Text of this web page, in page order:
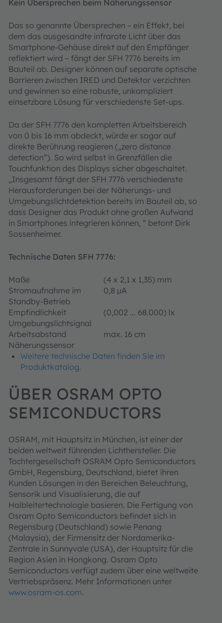
Kein Übersprechen beim Näherungssensor
Das so genannte Übersprechen – ein Effekt, bei
dem das ausgesandte infrarote Licht über das
Smartphone-Gehäuse direkt auf den Empfänger
reflektiert wird – fängt der SFH 7776 bereits im
Bauteil ab. Designer können auf separate optische
Barrieren zwischen IRED und Detektor verzichten
und gewinnen so eine robuste, unkompliziert
einsetzbare Lösung für verschiedenste Set-ups.
Da der SFH 7776 den kompletten Arbeitsbereich
von 0 bis 16 mm abdeckt, würde er sogar auf
direkte Berührung reagieren („zero distance
detection“). So wird selbst in Grenzfällen die
Touchfunktion des Displays sicher abgeschaltet.
„Insgesamt fängt der SFH 7776 verschiedenste
Herausforderungen bei der Näherungs- und
Umgebungslichtdetektion bereits im Bauteil ab, so
dass Designer das Produkt ohne großen Aufwand
in Smartphones integrieren können, “ betont Dirk
Sossenheimer.
Technische Daten SFH 7776:
Maße
(4 x 2,1 x 1,35) mm
Stromaufnahme im
Standby-Betrieb
0,8 μA
Empfindlichkeit
Umgebungslichtsignal
(0,002 ... 68.000) lx
Arbeitsabstand
Näherungssensor
max. 16 cm
Weitere technische Daten finden Sie im
Produktkatalog.
ÜBER OSRAM OPTO
SEMICONDUCTORS
OSRAM, mit Hauptsitz in München, ist einer der
beiden weltweit führenden Lichthersteller. Die
Tochtergesellschaft OSRAM Opto Semiconductors
GmbH, Regensburg, Deutschland, bietet ihren
Kunden Lösungen in den Bereichen Beleuchtung,
Sensorik und Visualisierung, die auf
Halbleitertechnologie basieren. Die Fertigung von
Osram Opto Semiconductors befindet sich in
Regensburg (Deutschland) sowie Penang
(Malaysia), der Firmensitz der Nordamerika-
Zentrale in Sunnyvale (USA), der Hauptsitz für die
Region Asien in Hongkong. Osram Opto
Semiconductors verfügt zudem über eine weltweite
Vertriebspräsenz. Mehr Informationen unter
www.osram-os.com.